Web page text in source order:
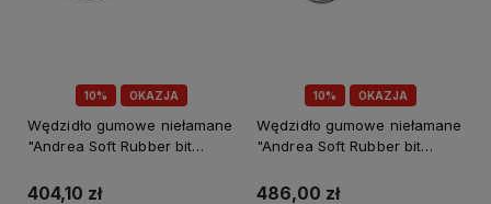
10% OKAZJA
Wędzidło gumowe niełamane
"Andrea Soft Rubber bit
404,10 zł
10% OKAZJA
Wędzidło gumowe niełamane
"Andrea Soft Rubber bit
486,00 zł